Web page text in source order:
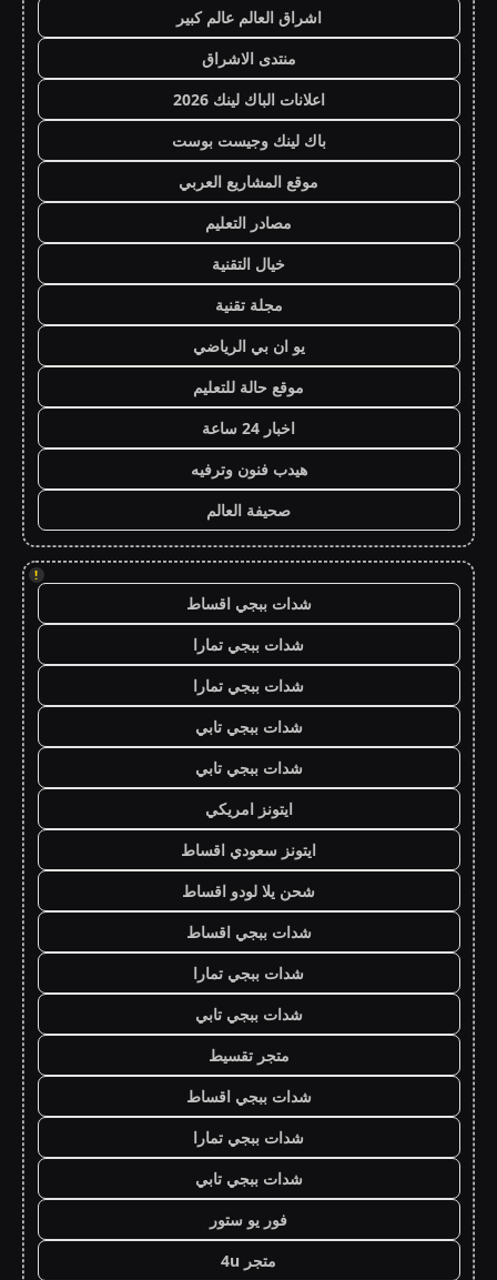
اشراق العالم عالم كبير
منتدى الاشراق
اعلانات الباك لينك 2026
باك لينك وجيست بوست
موقع المشاريع العربي
مصادر التعليم
خيال التقنية
مجلة تقنية
يو ان بي الرياضي
موقع حالة للتعليم
اخبار 24 ساعة
هيدب فنون وترفيه
صحيفة العالم
!
شدات ببجي اقساط
شدات ببجي تمارا
شدات ببجي تمارا
شدات ببجي تابي
شدات ببجي تابي
ايتونز امريكي
ايتونز سعودي اقساط
شحن يلا لودو اقساط
شدات ببجي اقساط
شدات ببجي تمارا
شدات ببجي تابي
متجر تقسيط
شدات ببجي اقساط
شدات ببجي تمارا
شدات ببجي تابي
فور يو ستور
متجر 4u